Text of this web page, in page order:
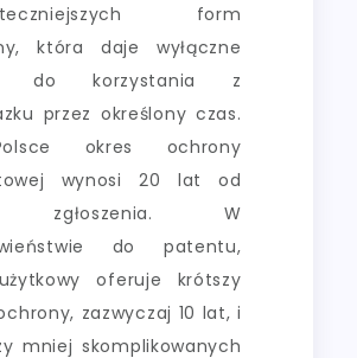
form
która daje wyłączne
do korzystania z
przez określony czas.
okres ochrony
wynosi 20 lat od
zgłoszenia. W
do patentu,
oferuje krótszy
zazwyczaj 10 lat, i
mniej skomplikowanych